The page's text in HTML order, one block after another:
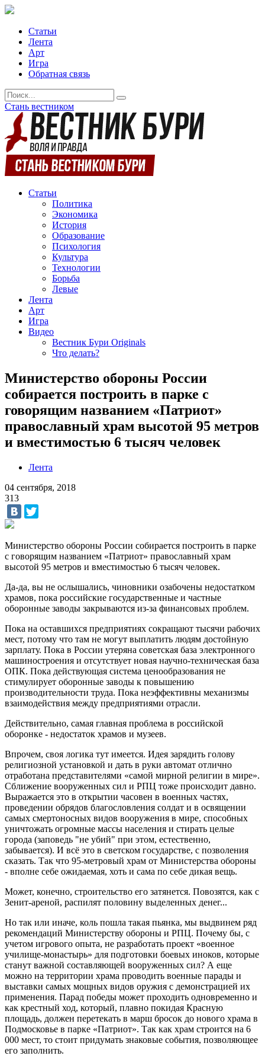
Статьи
Лента
Арт
Игра
Обратная связь
Стань вестником
Статьи
Политика
Экономика
История
Образование
Психология
Культура
Технологии
Борьба
Левые
Лента
Арт
Игра
Видео
Вестник Бури Originals
Что делать?
Министерство обороны России
собирается построить в парке с
говорящим названием «Патриот»
православный храм высотой 95 метров
и вместимостью 6 тысяч человек
Лента
04 сентября, 2018
313
Министерство обороны России собирается построить в парке
с говорящим названием «Патриот» православный храм
высотой 95 метров и вместимостью 6 тысяч человек.
Да-да, вы не ослышались, чиновники озабочены недостатком
храмов, пока российские государственные и частные
оборонные заводы закрываются из-за финансовых проблем.
Пока на оставшихся предприятиях сокращают тысячи рабочих
мест, потому что там не могут выплатить людям достойную
зарплату. Пока в России утеряна советская база электронного
машиностроения и отсутствует новая научно-техническая база
ОПК. Пока действующая система ценообразования не
стимулирует оборонные заводы к повышению
производительности труда. Пока неэффективны механизмы
взаимодействия между предприятиями отрасли.
Действительно, самая главная проблема в российской
оборонке - недостаток храмов и музеев.
Впрочем, своя логика тут имеется. Идея зарядить голову
религиозной установкой и дать в руки автомат отлично
отработана представителями «самой мирной религии в мире».
Сближение вооруженных сил и РПЦ тоже происходит давно.
Выражается это в открытии часовен в военных частях,
проведении обрядов благословления солдат и в освящении
самых смертоносных видов вооружения в мире, способных
уничтожать огромные массы населения и стирать целые
города (заповедь "не убий" при этом, естественно,
забывается). И всё это в светском государстве, с позволения
сказать. Так что 95-метровый храм от Министерства обороны
- вполне себе ожидаемая, хоть и сама по себе дикая вещь.
Может, конечно, строительство его затянется. Повозятся, как с
Зенит-ареной, распилят половину выделенных денег...
Но так или иначе, коль пошла такая пьянка, мы выдвинем ряд
рекомендаций Министерству обороны и РПЦ. Почему бы, с
учетом игрового опыта, не разработать проект «военное
училище-монастырь» для подготовки боевых иноков, которые
станут важной составляющей вооруженных сил? А еще
можно на территории храма проводить военные парады и
выставки самых мощных видов оружия с демонстрацией их
применения. Парад победы может проходить одновременно и
как крестный ход, который, плавно покидая Красную
площадь, должен перетекать в марш бросок до нового храма в
Подмосковье в парке «Патриот». Так как храм строится на 6
000 мест, то стоит придумать знаковые события, позволяющее
его заполнить.